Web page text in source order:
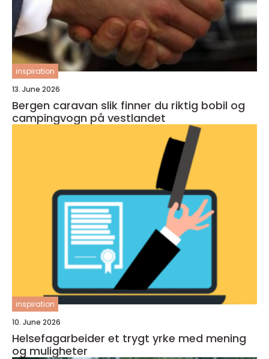
inspiration
13. June 2026
Bergen caravan slik finner du riktig bobil og
campingvogn på vestlandet
inspiration
10. June 2026
Helsefagarbeider et trygt yrke med mening
og muligheter